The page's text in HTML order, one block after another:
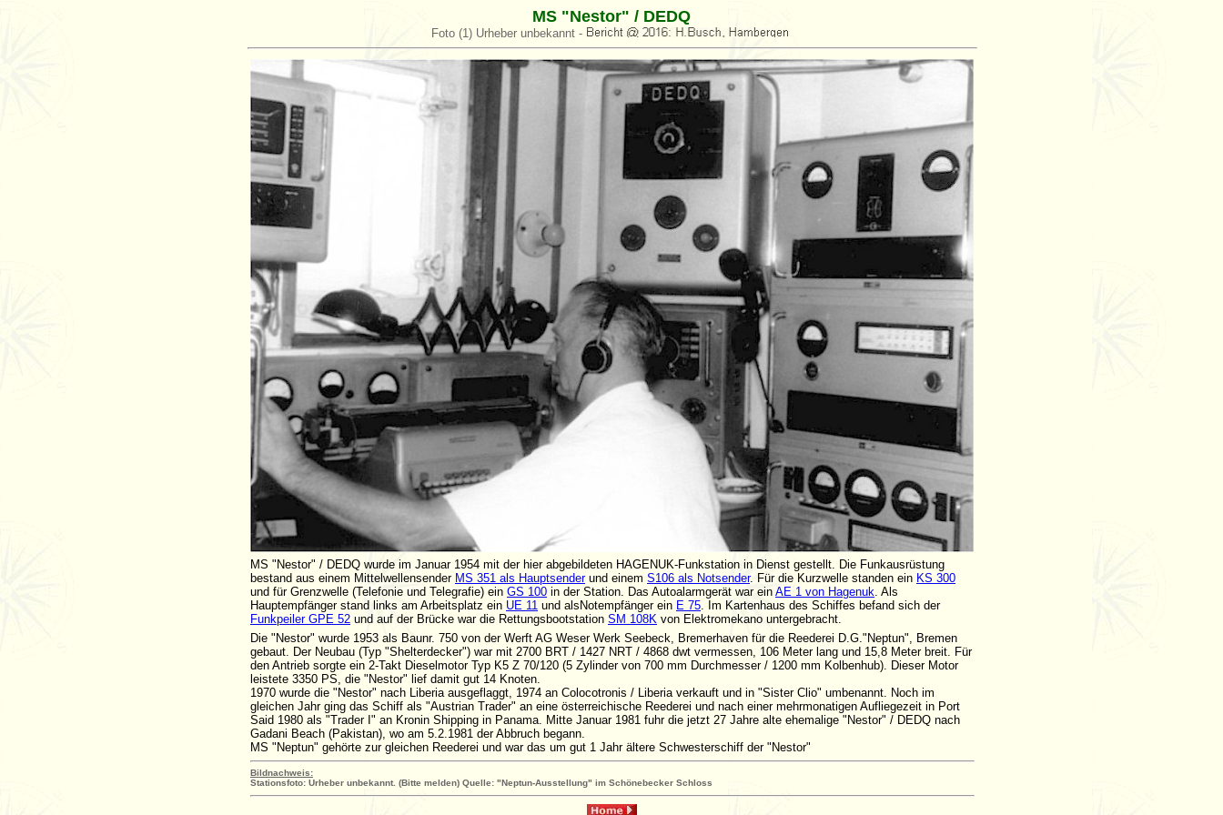
MS "Nestor" / DEDQ
Foto (1) Urheber unbekannt -
MS "Nestor" / DEDQ wurde im Januar 1954 mit der hier abgebildeten HAGENUK-Funkstation in Dienst gestellt. Die Funkausrüstung
bestand aus einem Mittelwellensender MS 351 als Hauptsenderund einem S106 als Notsender. Für die Kurzwelle standen ein KS 300
und für Grenzwelle (Telefonie und Telegrafie) ein GS 100 in der Station. Das Autoalarmgerät war ein AE 1 von Hagenuk. Als
Hauptempfänger stand links am Arbeitsplatz ein UE 11 und alsNotempfänger ein E 75. Im Kartenhaus des Schiffes befand sich der
Funkpeiler GPE 52 und auf der Brücke war die Rettungsbootstation SM 108K von Elektromekano untergebracht.
Die "Nestor" wurde 1953 als Baunr. 750 von der Werft AG Weser Werk Seebeck, Bremerhaven für die Reederei D.G."Neptun", Bremen
gebaut. Der Neubau (Typ "Shelterdecker") war mit 2700 BRT / 1427 NRT / 4868 dwt vermessen, 106 Meter lang und 15,8 Meter breit. Für
den Antrieb sorgte ein 2-Takt Dieselmotor Typ K5 Z 70/120 (5 Zylinder von 700 mm Durchmesser / 1200 mm Kolbenhub). Dieser Motor
leistete 3350 PS, die "Nestor" lief damit gut 14 Knoten.
1970 wurde die "Nestor" nach Liberia ausgeflaggt, 1974 an Colocotronis / Liberia verkauft und in "Sister Clio" umbenannt. Noch im
gleichen Jahr ging das Schiff als "Austrian Trader" an eine österreichische Reederei und nach einer mehrmonatigen Aufliegezeit in Port
Said 1980 als "Trader I" an Kronin Shipping in Panama. Mitte Januar 1981 fuhr die jetzt 27 Jahre alte ehemalige "Nestor" / DEDQ nach
Gadani Beach (Pakistan), wo am 5.2.1981 der Abbruch begann.
MS "Neptun" gehörte zur gleichen Reederei und war das um gut 1 Jahr ältere Schwesterschiff der "Nestor"
Bildnachweis:
Stationsfoto: Urheber unbekannt. (Bitte melden) Quelle: "Neptun-Ausstellung" im Schönebecker Schloss